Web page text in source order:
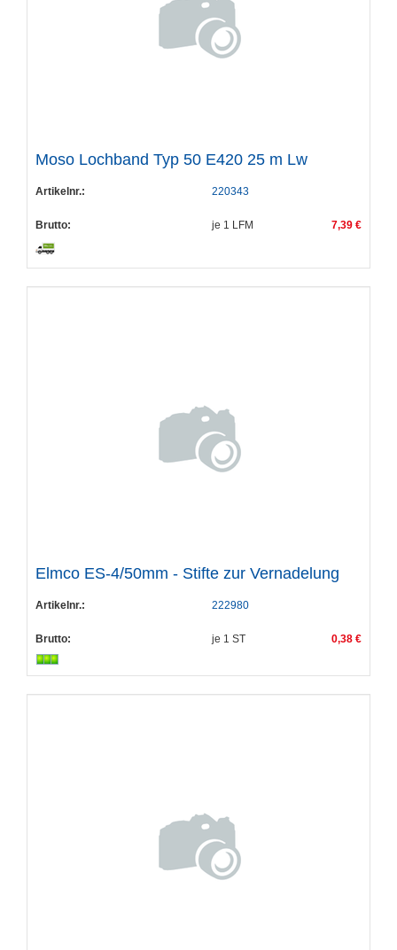
Moso Lochband Typ 50 E420 25 m Lw
Artikelnr.: 220343
Brutto: je 1 LFM 7,39 €
Elmco ES-4/50mm - Stifte zur Vernadelung
Artikelnr.: 222980
Brutto: je 1 ST 0,38 €